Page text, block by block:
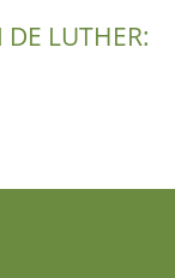
DE LUTHER: